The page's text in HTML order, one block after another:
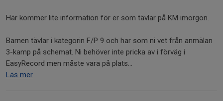
Här kommer lite information för er som tävlar på KM imorgon.
Barnen tävlar i kategorin F/P 9 och har som ni vet från anmälan
3-kamp på schemat. Ni behöver inte pricka av i förväg i
EasyRecord men måste vara på plats...
Läs mer